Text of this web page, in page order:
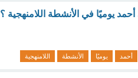
أحمد يوميًا في الأنشطة اللامنهجية ؟
أحمد يوميًا الأنشطة اللامنهجية